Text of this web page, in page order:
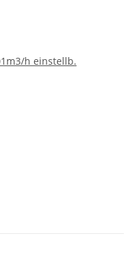
h einstellb.